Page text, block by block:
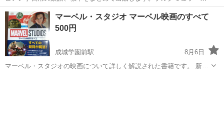
ギロック、ソナチネアルバムなど、定番の教材が揃っています。練習
用としていかがでしょうか。 ・セット内容：写真の通り計25冊 ・状
態：書き込みがあるものもあ...
東京 世田谷区 成城学園前駅 楽譜、音楽書 楽譜
マーベル・スタジオ マーベル映画のすべて
500円
成城学園前駅
8月6日
マーベル・スタジオの映画について詳しく解説された書籍です。 新品